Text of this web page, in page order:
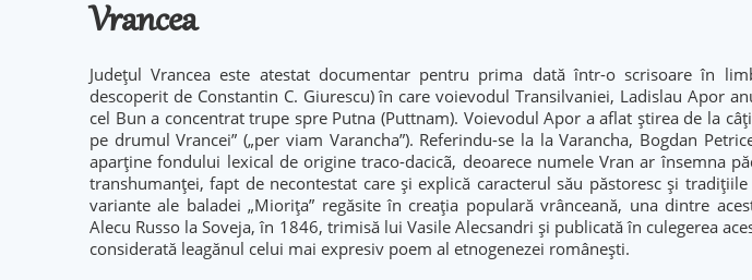
Vrancea
Judeţul Vrancea este atestat documentar pentru prima dată într-o scrisoare în
descoperit de Constantin C. Giurescu) în care voievodul Transilvaniei, Ladislau Apor
cel Bun a concentrat trupe spre Putna (Puttnam). Voievodul Apor a aflat ştirea de la
pe drumul Vrancei” („per viam Varancha”). Referindu-se la la Varancha, Bogdan
aparţine fondului lexical de origine traco-dacicã, deoarece numele Vran ar însemna
transhumanţei, fapt de necontestat care şi explică caracterul său păstoresc şi
variante ale baladei „Mioriţa” regăsite în creaţia populară vrânceană, una dintre
Alecu Russo la Soveja, în 1846, trimisă lui Vasile Alecsandri şi publicată în culegerea
considerată leagănul celui mai expresiv poem al etnogenezei româneşti.